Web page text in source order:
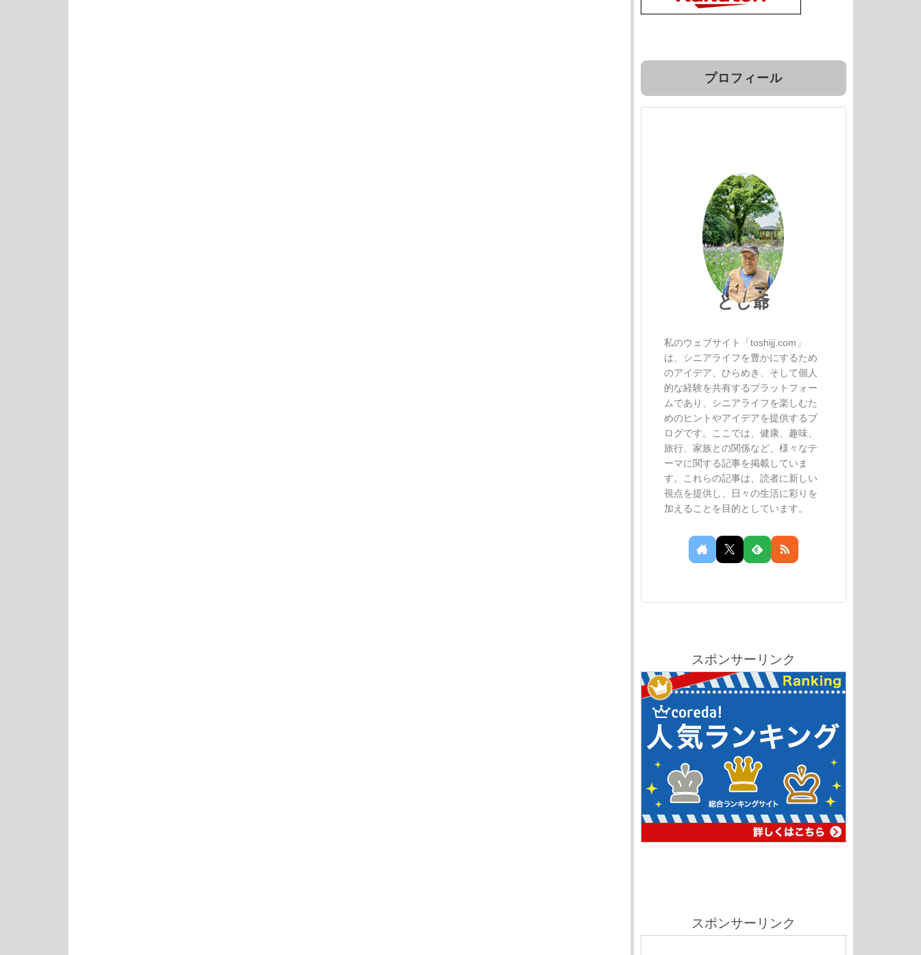
プロフィール
とし爺
私のウェブサイト「toshijj.com」
は、シニアライフを豊かにするため
のアイデア、ひらめき、そして個人
的な経験を共有するプラットフォー
ムであり、シニアライフを楽しむた
めのヒントやアイデアを提供するブ
ログです。ここでは、健康、趣味、
旅行、家族との関係など、様々なテ
ーマに関する記事を掲載していま
す。これらの記事は、読者に新しい
視点を提供し、日々の生活に彩りを
加えることを目的としています。
スポンサーリンク
スポンサーリンク